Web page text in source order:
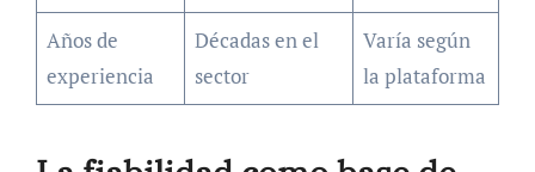
Años de
experiencia
Décadas en el
sector
Varía según
la plataforma